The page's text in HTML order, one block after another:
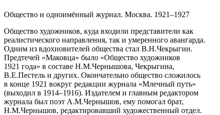
Общество и одноимённый журнал. Москва. 1921–1927
Общество художников, куда входили представители как
реалистического направления, так и умеренного авангарда.
Одним из вдохновителей общества стал В.Н.Чекрыгин.
Предтечей «Маковца» было «Общество художников
1921 года» в составе Н.М.Чернышова, Чекрыгина,
В.Е.Пестель и других. Окончательно общество сложилось
в конце 1921 вокруг редакции журнала «Млечный путь»
(выходил в 1914–1916). Издателем и главным редактором
журнала был поэт А.М.Чернышов, ему помогал брат,
Н.М.Чернышов, редактировавший художественный отдел.